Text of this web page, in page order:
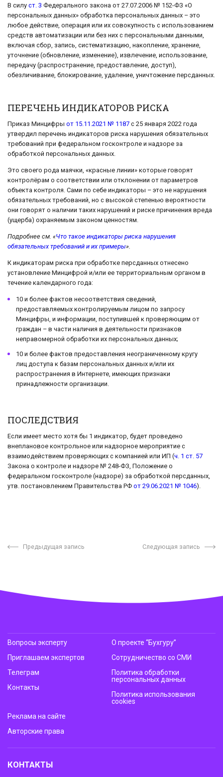
В силу ст. 3 Федерального закона от 27.07.2006 № 152-ФЗ «О
персональных данных» обработка персональных данных – это
любое действие, операция или их совокупность с использованием
средств автоматизации или без них с персональными данными,
включая сбор, запись, систематизацию, накопление, хранение,
уточнение (обновление, изменение), извлечение, использование,
передачу (распространение, предоставление, доступ),
обезличивание, блокирование, удаление, уничтожение персданных.
ПЕРЕЧЕНЬ ИНДИКАТОРОВ РИСКА
Приказ Минцифры от 15.11.2021 № 1187 с 25 января 2022 года
утвердил перечень индикаторов риска нарушения обязательных
требований при федеральном госконтроле и надзоре за
обработкой персональных данных.
Это своего рода маячки, «красные линии» которые говорят
контролёрам о соответствии или отклонении от параметров
объекта контроля. Сами по себе индикаторы – это не нарушения
обязательных требований, но с высокой степенью вероятности
они говорят о наличии таких нарушений и риске причинения вреда
(ущерба) охраняемым законом ценностям.
Подробнее см. «Что такое индикаторы риска нарушения
обязательных требований и их примеры».
К индикаторам риска при обработке персданных отнесено
установление Минцифрой и/или ее территориальным органом в
течение календарного года:
10 и более фактов несоответствия сведений,
предоставляемых контролируемым лицом по запросу
Минцифры, и информации, поступившей к проверяющим от
граждан – в части наличия в деятельности признаков
неправомерной обработки их персональных данных;
10 и более фактов предоставления неограниченному кругу
лиц доступа к базам персональных данных и/или их
распространения в Интернете, имеющих признаки
принадлежности организации.
ПОСЛЕДСТВИЯ
Если имеет место хотя бы 1 индикатор, будет проведено
внеплановое контрольное или надзорное мероприятие с
взаимодействием проверяющих с компанией или ИП (ч. 1 ст. 57
Закона о контроле и надзоре № 248-ФЗ, Положение о
федеральном госконтроле (надзоре) за обработкой персданных,
утв. постановлением Правительства РФ от 29.06.2021 № 1046).
Предыдущая запись Следующая запись
Вопросы эксперту
Приглашаем экспертов
Телеграм
Контакты
О проекте “Бухгуру”
Сотрудничество со СМИ
Политика обработки
персональных данных
Политика использования
cookies
Реклама на сайте
Авторские права
КОНТАКТЫ